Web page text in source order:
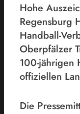
Hohe
Regensburg
Handball-
Oberpfälzer
100-jährigen
offiziellen
Die